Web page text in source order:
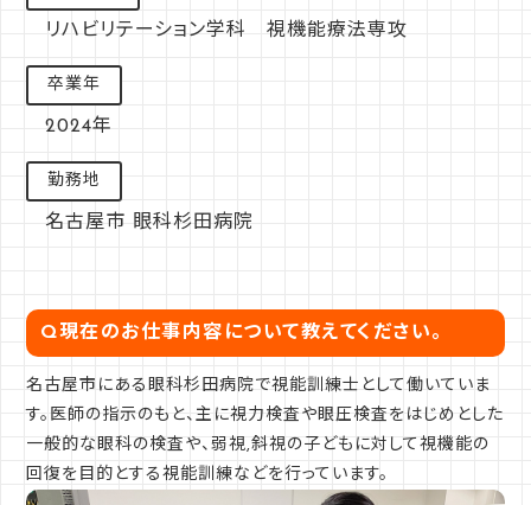
リハビリテーション学科 視機能療法専攻
卒業年
2024年
勤務地
名古屋市 眼科杉田病院
Q現在のお仕事内容について教えてください。
名古屋市にある眼科杉田病院で視能訓練士として働いていま
す。医師の指示のもと、主に視力検査や眼圧検査をはじめとした
一般的な眼科の検査や、弱視,斜視の子どもに対して視機能の
回復を目的とする視能訓練などを行っています。